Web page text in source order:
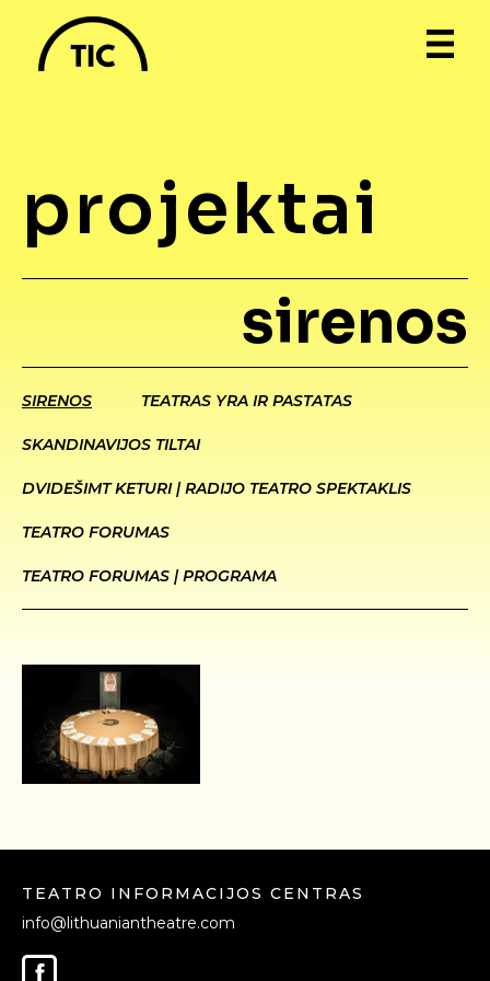
projektai
sirenos
SIRENOS TEATRAS YRA IR PASTATAS
SKANDINAVIJOS TILTAI
DVIDEŠIMT KETURI | RADIJO TEATRO SPEKTAKLIS
TEATRO FORUMAS
TEATRO FORUMAS | PROGRAMA
TEATRO INFORMACIJOS CENTRAS
info@lithuaniantheatre.com